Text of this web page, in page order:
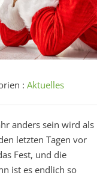
: Aktuelles
anders sein wird als
letzten Tagen vor
Fest, und die
ist es endlich so